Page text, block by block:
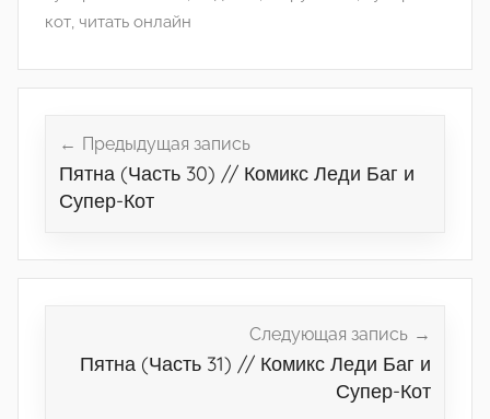
кот, читать онлайн
записям
Предыдущая запись
Пятна (Часть 30) // Комикс Леди Баг и
Супер-Кот
Следующая запись
Пятна (Часть 31) // Комикс Леди Баг и
Супер-Кот